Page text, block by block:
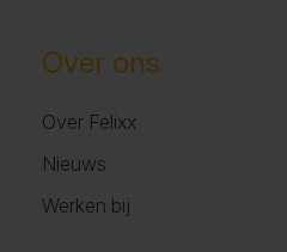
Over ons
Over Felixx
Nieuws
Werken bij